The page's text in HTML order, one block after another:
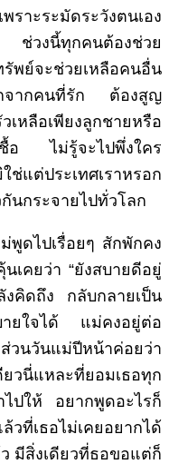
าะระมัดระวังตนเอง
ช่วงนี้ทุกคนต้องช่วย
พย์จะช่วยเหลือคนอื่น
จากคนที่รัก ต้องสูญ
ลือเพียงลูกชายหรือ
ชื้อ ไม่รู้จะไปพึ่งใคร
แต่ประเทศเราหรอก
นกระจายไปทั่วโลก
พูดไปเรื่อยๆ สักพักคง
เคยว่า “ยังสบายดีอยู่
งคิดถึง กลับกลายเป็น
ายใจได้ แม่คงอยู่ต่อ
นวันแม่ปีหน้าค่อยว่า
นี่แหละที่ยอมเธอทุก
ปให้ อยากพูดอะไรก็
ที่เธอไม่เคยอยากได้
มีสิ่งเดียวที่ธอขอแต่ก็